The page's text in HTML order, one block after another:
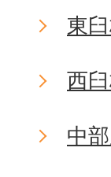
東
西
中